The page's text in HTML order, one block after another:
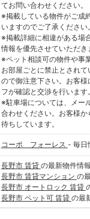
てお問い合わせください。
※掲載している物件がご成
いますのでご了承ください。
※掲載詳細に相違がある場
情報を優先させていただき
※ペット相談可の物件や事
お部屋ごとに禁止とされ
ので御注意下さい。お客様
フが確認と交渉を行います。
※駐車場については、メー
合わせください。お客様
待ちしています。
コーポ フォーレス - 毎日
長野市 賃貸 の最新物件情報
長野市 賃貸マンション の
長野市 オートロック 賃貸
長野市 ペット可 賃貸 の最